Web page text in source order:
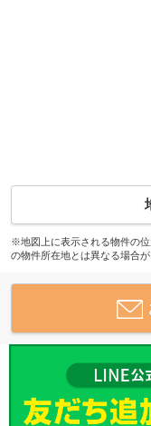
※地図上に表示される物件の
の物件所在地とは異なる場合が